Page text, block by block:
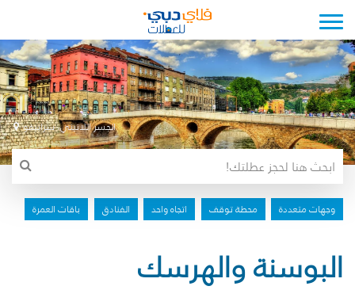
Toggle navigation
الجسر اللاتيني، سراييفو
وجهات متعددة محطة توقف اتجاه واحد الفنادق باقات العمرة
البوسنة والهرسك